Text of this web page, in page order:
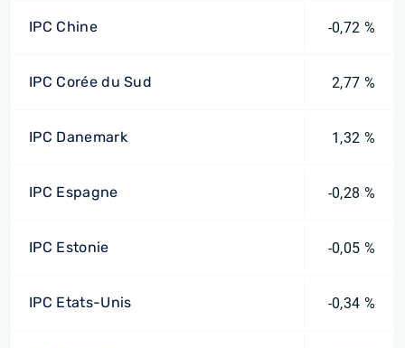
IPC Chine -0,72 %
IPC Corée du Sud 2,77 %
IPC Danemark 1,32 %
IPC Espagne -0,28 %
IPC Estonie -0,05 %
IPC Etats-Unis -0,34 %